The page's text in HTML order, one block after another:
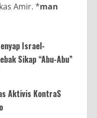
Amir. *man
Israel-
Sikap “Abu-Abu”
Aktivis KontraS